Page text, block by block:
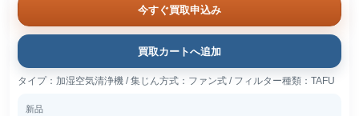
今すぐ買取申込み
買取カートへ追加
タイプ：加湿空気清浄機 / 集じん方式：ファン式 / フィルター種類：TAFU
新品